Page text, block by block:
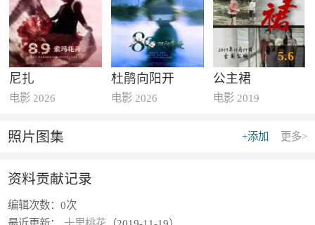
尼扎
电影 2026
杜鹃向阳开
电影 2026
5.6
公主裙
电影 2019
更多>
+添加
照片图集
资料贡献记录
编辑次数：0次